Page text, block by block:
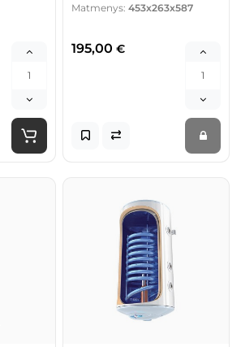
Matmenys: 453x263x587
195,00 €